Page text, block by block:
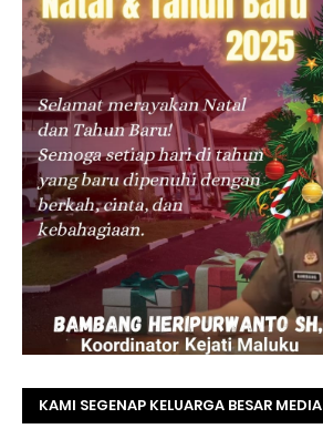
KAMI SEGENAP KELUARGA BESAR MEDIA